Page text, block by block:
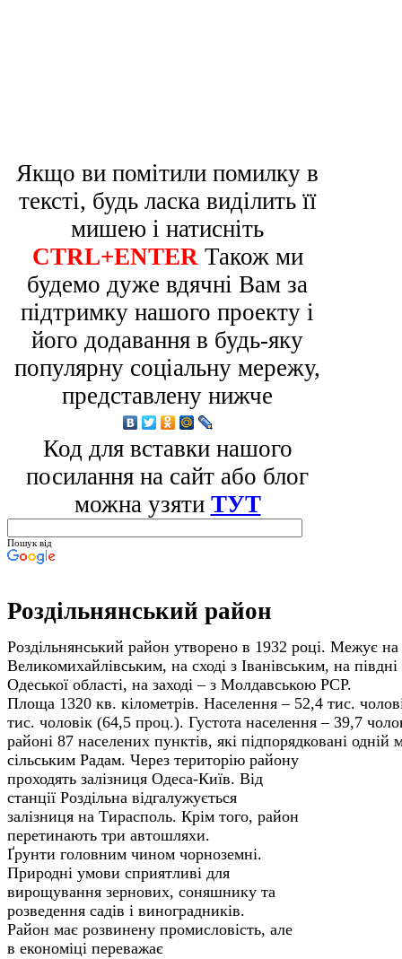
Якщо ви помітили помилку в
тексті, будь ласка виділить її
мишею і натисніть
CTRL+ENTER Також ми
будемо дуже вдячні Вам за
підтримку нашого проекту і
його додавання в будь-яку
популярну соціальну мережу,
представлену нижче
Код для вставки нашого
посилання на сайт або блог
можна узяти ТУТ
Пошук від
Роздільнянський район
Роздільнянський район утворено в 1932 році. Межує на
Великомихайлівським, на сході з Іванівським, на
Одеської області, на заході – з Молдавською РСР.
Площа 1320 кв. кілометрів. Населення – 52,4 тис.
тис. чоловік (64,5 проц.). Густота населення – 39,7
районі 87 населених пунктів, які підпорядковані одній
сільським Радам. Через територію району
проходять залізниця Одеса-Київ. Від
станції Роздільна відгалужується
залізниця на Тирасполь. Крім того, район
перетинають три автошляхи.
Ґрунти головним чином чорноземні.
Природні умови сприятливі для
вирощування зернових, соняшнику та
розведення садів і виноградників.
Район має розвинену промисловість, але
в економіці переважає